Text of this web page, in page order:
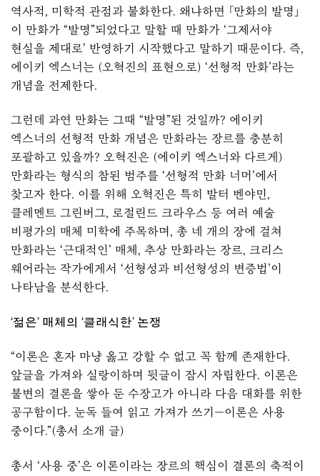
역사적, 미학적 관점과 불화한다. 왜냐하면 「만화의 발명」
이 만화가 “발명”되었다고 말할 때 만화가 ‘그제서야
현실을 제대로’ 반영하기 시작했다고 말하기 때문이다. 즉,
에이키 엑스너는 (오혁진의 표현으로) ‘선형적 만화’라는
개념을 전제한다.
그런데 과연 만화는 그때 “발명”된 것일까? 에이키
엑스너의 선형적 만화 개념은 만화라는 장르를 충분히
포괄하고 있을까? 오혁진은 (에이키 엑스너와 다르게)
만화라는 형식의 참된 범주를 ‘선형적 만화 너머’에서
찾고자 한다. 이를 위해 오혁진은 특히 발터 벤야민,
클레멘트 그린버그, 로절린드 크라우스 등 여러 예술
비평가의 매체 미학에 주목하며, 총 네 개의 장에 걸쳐
만화라는 ‘근대적인’ 매체, 추상 만화라는 장르, 크리스
웨어라는 작가에게서 ‘선형성과 비선형성의 변증법’이
나타남을 분석한다.
‘젊은’ 매체의 ‘클래식한’ 논쟁
“이론은 혼자 마냥 옳고 강할 수 없고 꼭 함께 존재한다.
앞글을 가져와 실랑이하며 뒷글이 잠시 자립한다. 이론은
불변의 결론을 쌓아 둔 수장고가 아니라 다음 대화를 위한
공구함이다. 눈독 들여 읽고 가져가 쓰기—이론은 사용
중이다.”(총서 소개 글)
총서 ‘사용 중’은 이론이라는 장르의 핵심이 결론의 축적이